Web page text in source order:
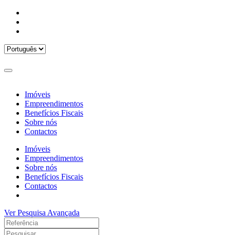
Imóveis
Empreendimentos
Benefícios Fiscais
Sobre nós
Contactos
Imóveis
Empreendimentos
Sobre nós
Benefícios Fiscais
Contactos
Ver Pesquisa Avançada